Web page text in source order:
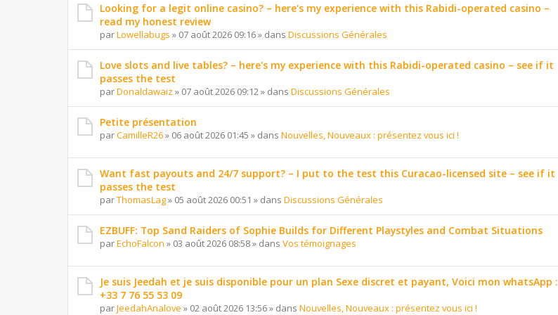
Looking for a legit online casino? – here's my experience with this Rabidi-operated casino –
read my honest review
parLowellabugs » 07 août 2026 09:16» dans Discussions Générales
Love slots and live tables? – here's my experience with this Rabidi-operated casino – see if it
passes the test
parDonaldawaiz » 07 août 2026 09:12 » dans Discussions Générales
Petite présentation
parCamilleR26» 06 août 2026 01:45 » dans Nouvelles, Nouveaux : présentez vous ici !
Want fast payouts and 24/7 support? – I put to the test this Curacao-licensed site – see if it
passes the test
parThomasLag» 05 août 2026 00:51 » dans Discussions Générales
EZBUFF: Top Sand Raiders of Sophie Builds for Different Playstyles and Combat Situations
parEchoFalcon » 03 août 2026 08:58» dans Vos témoignages
Je suis Jeedah et je suis disponible pour un plan Sexe discret et payant, Voici mon whatsApp :
+33 7 76 55 53 09
parJeedahAnalove » 02 août 2026 13:56» dans Nouvelles, Nouveaux : présentez vous ici !